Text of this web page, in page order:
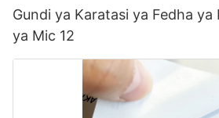
Gundi ya Karatasi ya Fedha ya
ya Mic 12